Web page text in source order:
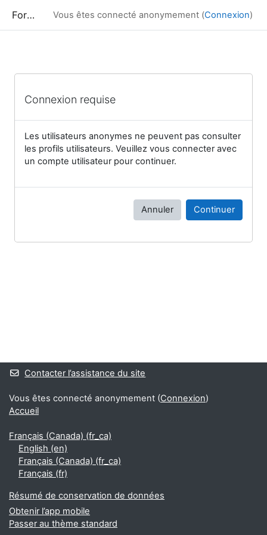
Formation Vous êtes connecté anonymement (Connexion)
Connexion requise
Les utilisateurs anonymes ne peuvent pas consulter
les profils utilisateurs. Veuillez vous connecter avec
un compte utilisateur pour continuer.
Annuler Continuer
Contacter l’assistance du site
Vous êtes connecté anonymement (Connexion)
Accueil
Français (Canada) ‎(fr_ca)‎
English ‎(en)‎
Français (Canada) ‎(fr_ca)‎
Français ‎(fr)‎
Résumé de conservation de données
Obtenir l’app mobile
Passer au thème standard